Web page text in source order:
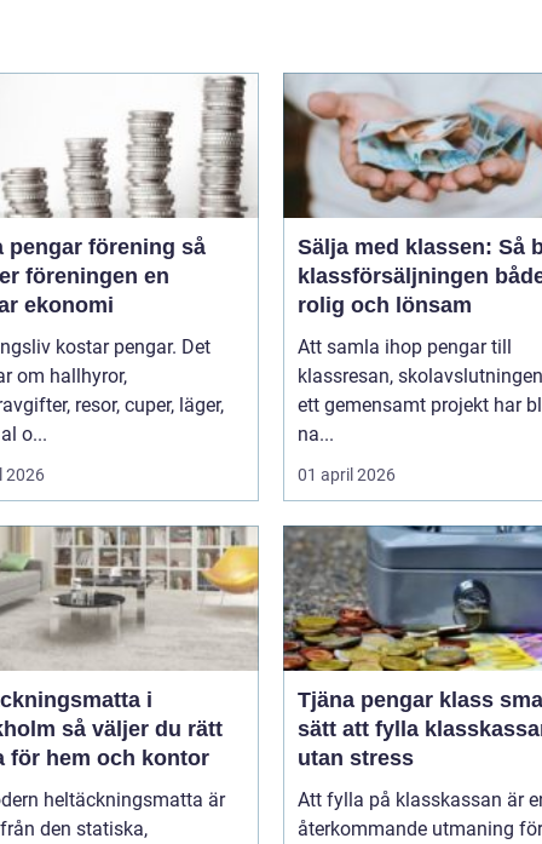
förening så
föreningen en
ekonomi
kostar pengar. Det
om hallhyror,
resor, cuper, läger,
o...
2026
Sälja med klassen: Så
klassförsäljningen
rolig och lönsam
Att samla ihop pengar till
klassresan,
ett gemensamt projekt har
na...
01 april 2026
i
du rätt
för hem och kontor
heltäckningsmatta är
den statiska,
Tjäna pengar klass smarta
sätt att fylla
utan stress
Att fylla på klasskassan är
återkommande utmaning för